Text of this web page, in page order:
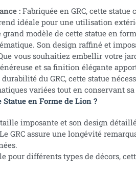
: Fabriquée en GRC, cette
idéale pour une utilisation
grand modèle de cette statue en
Son design raffiné et
vous souhaitiez embellir votre
et sa finition élégante
durabilité du GRC, cette statue
variées tout en conservant sa
en Forme de Lion ?
imposante et son design
Le GRC assure une longévité
pour différents types de décors,